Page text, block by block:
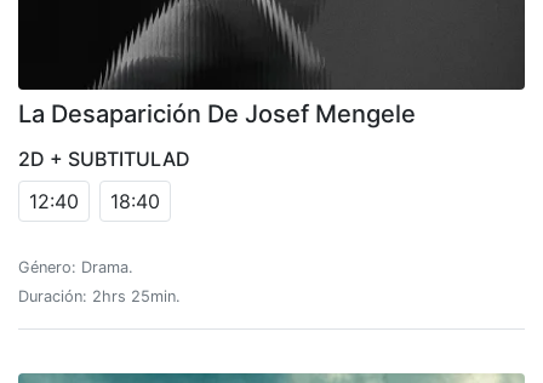
La Desaparición De Josef Mengele
2D + SUBTITULAD
12:40
18:40
Género: Drama.
Duración: 2hrs 25min.